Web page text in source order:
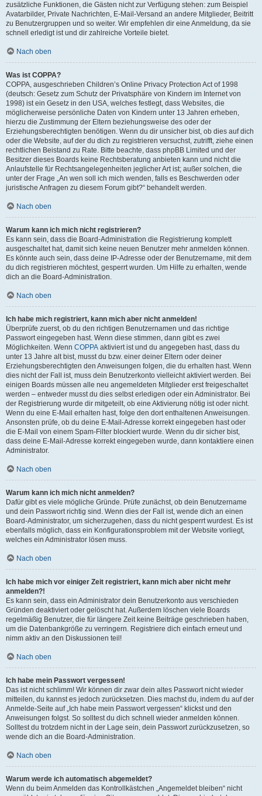
zusätzliche Funktionen, die Gästen nicht zur Verfügung stehen: zum Beispiel
Avatarbilder, Private Nachrichten, E-Mail-Versand an andere Mitglieder, Beitritt
zu Benutzergruppen und so weiter. Wir empfehlen dir eine Anmeldung, da sie
schnell erledigt ist und dir zahlreiche Vorteile bietet.
Nach oben
Was ist COPPA?
COPPA, ausgeschrieben Children’s Online Privacy Protection Act of 1998
(deutsch: Gesetz zum Schutz der Privatsphäre von Kindern im Internet von
1998) ist ein Gesetz in den USA, welches festlegt, dass Websites, die
möglicherweise persönliche Daten von Kindern unter 13 Jahren erheben,
hierzu die Zustimmung der Eltern beziehungsweise des oder der
Erziehungsberechtigten benötigen. Wenn du dir unsicher bist, ob dies auf dich
oder die Website, auf der du dich zu registrieren versuchst, zutrifft, ziehe einen
rechtlichen Beistand zu Rate. Bitte beachte, dass phpBB Limited und der
Besitzer dieses Boards keine Rechtsberatung anbieten kann und nicht die
Anlaufstelle für Rechtsangelegenheiten jeglicher Art ist; außer solchen, die
unter der Frage „An wen soll ich mich wenden, falls es Beschwerden oder
juristische Anfragen zu diesem Forum gibt?“ behandelt werden.
Nach oben
Warum kann ich mich nicht registrieren?
Es kann sein, dass die Board-Administration die Registrierung komplett
ausgeschaltet hat, damit sich keine neuen Benutzer mehr anmelden können.
Es könnte auch sein, dass deine IP-Adresse oder der Benutzername, mit dem
du dich registrieren möchtest, gesperrt wurden. Um Hilfe zu erhalten, wende
dich an die Board-Administration.
Nach oben
Ich habe mich registriert, kann mich aber nicht anmelden!
Überprüfe zuerst, ob du den richtigen Benutzernamen und das richtige
Passwort eingegeben hast. Wenn diese stimmen, dann gibt es zwei
Möglichkeiten. Wenn COPPA aktiviert ist und du angegeben hast, dass du
unter 13 Jahre alt bist, musst du bzw. einer deiner Eltern oder deiner
Erziehungsberechtigten den Anweisungen folgen, die du erhalten hast. Wenn
dies nicht der Fall ist, muss dein Benutzerkonto vielleicht aktiviert werden. Bei
einigen Boards müssen alle neu angemeldeten Mitglieder erst freigeschaltet
werden – entweder musst du dies selbst erledigen oder ein Administrator. Bei
der Registrierung wurde dir mitgeteilt, ob eine Aktivierung nötig ist oder nicht.
Wenn du eine E-Mail erhalten hast, folge den dort enthaltenen Anweisungen.
Ansonsten prüfe, ob du deine E-Mail-Adresse korrekt eingegeben hast oder
die E-Mail von einem Spam-Filter blockiert wurde. Wenn du dir sicher bist,
dass deine E-Mail-Adresse korrekt eingegeben wurde, dann kontaktiere einen
Administrator.
Nach oben
Warum kann ich mich nicht anmelden?
Dafür gibt es viele mögliche Gründe. Prüfe zunächst, ob dein Benutzername
und dein Passwort richtig sind. Wenn dies der Fall ist, wende dich an einen
Board-Administrator, um sicherzugehen, dass du nicht gesperrt wurdest. Es ist
ebenfalls möglich, dass ein Konfigurationsproblem mit der Website vorliegt,
welches ein Administrator lösen muss.
Nach oben
Ich habe mich vor einiger Zeit registriert, kann mich aber nicht mehr
anmelden?!
Es kann sein, dass ein Administrator dein Benutzerkonto aus verschieden
Gründen deaktiviert oder gelöscht hat. Außerdem löschen viele Boards
regelmäßig Benutzer, die für längere Zeit keine Beiträge geschrieben haben,
um die Datenbankgröße zu verringern. Registriere dich einfach erneut und
nimm aktiv an den Diskussionen teil!
Nach oben
Ich habe mein Passwort vergessen!
Das ist nicht schlimm! Wir können dir zwar dein altes Passwort nicht wieder
mitteilen, du kannst es jedoch zurücksetzen. Dies machst du, indem du auf der
Anmelde-Seite auf „Ich habe mein Passwort vergessen“ klickst und den
Anweisungen folgst. So solltest du dich schnell wieder anmelden können.
Solltest du trotzdem nicht in der Lage sein, dein Passwort zurückzusetzen, so
wende dich an die Board-Administration.
Nach oben
Warum werde ich automatisch abgemeldet?
Wenn du beim Anmelden das Kontrollkästchen „Angemeldet bleiben“ nicht